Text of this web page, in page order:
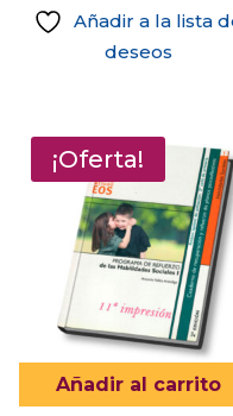
elegir
producto
135,00 €.
Añadir a la lista
deseos
producto
¡Oferta!
Añadir al carrito